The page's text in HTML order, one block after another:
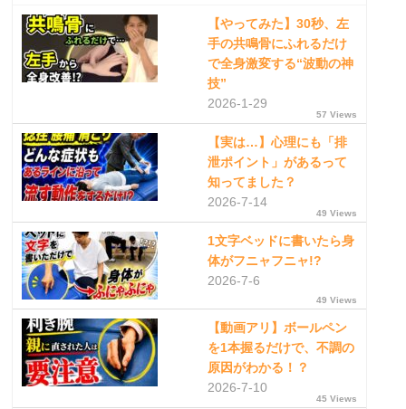
【やってみた】30秒、左
手の共鳴骨にふれるだけ
で全身激変する“波動の神
技”
2026-1-29
57 Views
【実は…】心理にも「排
泄ポイント」があるって
知ってました？
2026-7-14
49 Views
1文字ベッドに書いたら身
体がフニャフニャ!?
2026-7-6
49 Views
【動画アリ】ボールペン
を1本握るだけで、不調の
原因がわかる！？
2026-7-10
45 Views